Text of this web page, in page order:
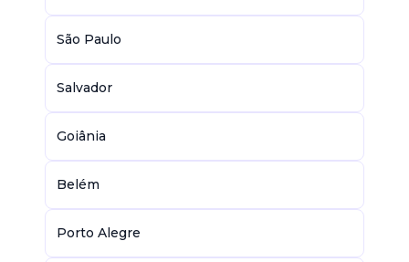
São Paulo
Salvador
Goiânia
Belém
Porto Alegre